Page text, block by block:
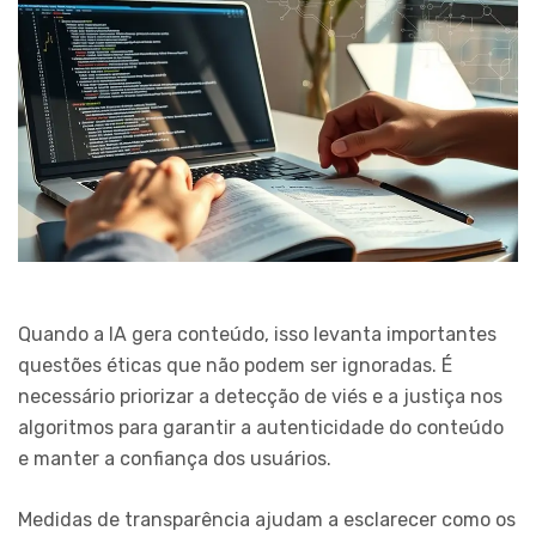
Quando a IA gera conteúdo, isso levanta importantes
questões éticas que não podem ser ignoradas. É
necessário priorizar a detecção de viés e a justiça nos
algoritmos para garantir a autenticidade do conteúdo
e manter a confiança dos usuários.
Medidas de transparência ajudam a esclarecer como os